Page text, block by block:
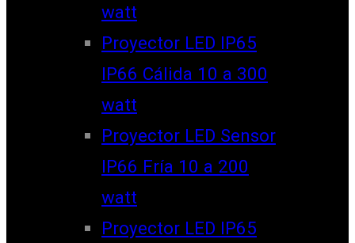
watt
Proyector LED IP65
IP66 Cálida 10 a 300
watt
Proyector LED Sensor
IP66 Fría 10 a 200
watt
Proyector LED IP65